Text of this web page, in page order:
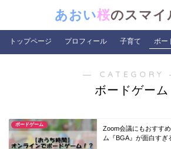
あおい桜のスマイ
トップページ プロフィール 子育て ボー
― CATEGORY
ボードゲーム
ボードゲーム
Zoom会議にもおすす
ム『BGA』が面白すぎ